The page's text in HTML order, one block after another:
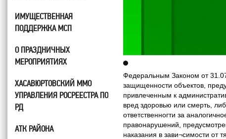
Федеральным Законом от
защищенности объектов,
привлеченным к
вред здоровью или смерть,
ответственногти за
правонарушений,
наказания в зави¬симости от
ИМУЩЕСТВЕННАЯ
ПОДДЕРЖКА МСП
О ПРАЗДНИЧНЫХ
МЕРОПРИЯТИЯХ
ХАСАВЮРТОВСКИЙ ММО
УПРАВЛЕНИЯ РОСРЕЕСТРА ПО
РД
АТК РАЙОНА